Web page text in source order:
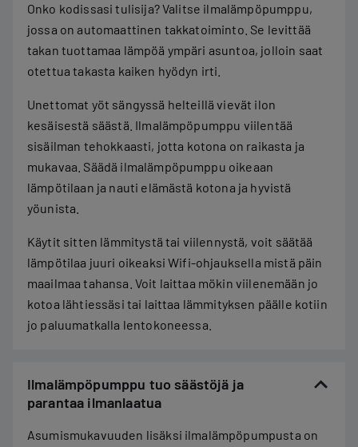
Onko kodissasi tulisija? Valitse ilmalämpöpumppu,
jossa on automaattinen takkatoiminto. Se levittää
takan tuottamaa lämpöä ympäri asuntoa, jolloin saat
otettua takasta kaiken hyödyn irti.
Unettomat yöt sängyssä helteillä vievät ilon
kesäisestä säästä. Ilmalämpöpumppu viilentää
sisäilman tehokkaasti, jotta kotona on raikasta ja
mukavaa. Säädä ilmalämpöpumppu oikeaan
lämpötilaan ja nauti elämästä kotona ja hyvistä
yöunista.
Käytit sitten lämmitystä tai viilennystä, voit säätää
lämpötilaa juuri oikeaksi Wifi-ohjauksella mistä päin
maailmaa tahansa. Voit laittaa mökin viilenemään jo
kotoa lähtiessäsi tai laittaa lämmityksen päälle kotiin
jo paluumatkalla lentokoneessa.
Ilmalämpöpumppu tuo säästöjä ja
parantaa ilmanlaatua
Asumismukavuuden lisäksi ilmalämpöpumpusta on